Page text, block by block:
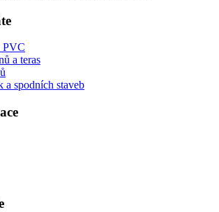
PVC
a teras
a spodních staveb